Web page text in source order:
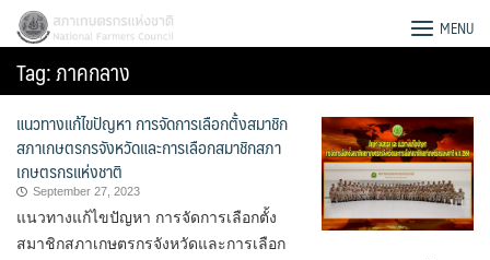
Skip
content
สภาเกษตรกรแห่งชาติ MENU
Tag:ภาคกลาง
แนวทางแก้ไขปัญหา การจัดการเลือกตั้งสมาชิก
สภาเกษตรกรจังหวัดและการเลือกสมาชิกสภา
เกษตรกรแห่งชาติ
September 27, 2023
แนวทางแก้ไขปัญหา การจัดการเลือกตั้ง
สมาชิกสภาเกษตรกรจังหวัดและการเลือก